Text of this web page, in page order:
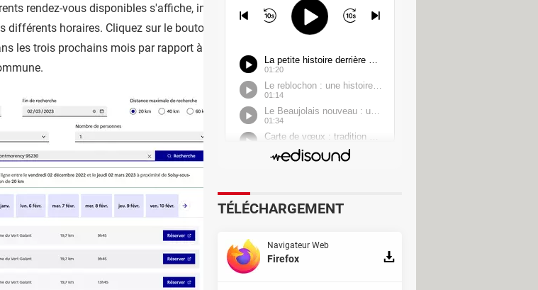
rendez-vous disponibles s'affiche, indiquant les villes et jours possibles, la
horaires. Cliquez sur le bouton bleu
en face du créneau qui
les trois prochains mois par rapport à la ville renseignée, le service en ligne
TÉLÉCHARGEMENT
Navigateur Web
Firefox